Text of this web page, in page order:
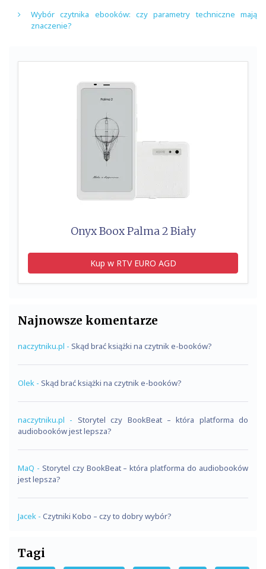
Wybór czytnika ebooków: czy parametry techniczne mają
znaczenie?
Onyx Boox Palma 2 Biały
Kup w RTV EURO AGD
Najnowsze komentarze
naczytniku.pl - Skąd brać książki na czytnik e-booków?
Olek - Skąd brać książki na czytnik e-booków?
naczytniku.pl - Storytel czy BookBeat – która platforma do
audiobooków jest lepsza?
MaQ - Storytel czy BookBeat – która platforma do audiobooków
jest lepsza?
Jacek - Czytniki Kobo – czy to dobry wybór?
Tagi